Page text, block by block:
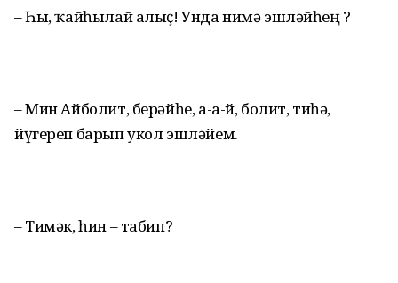
– Һы, ҡайһылай алыҫ! Унда нимә эшләйһең ?
– Мин Айболит, берәйһе, а-а-й, болит, тиһә,
йүгереп барып укол эшләйем.
– Тимәк, һин – табип?